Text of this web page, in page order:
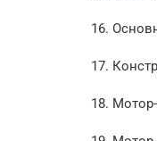
16.
17.
18.